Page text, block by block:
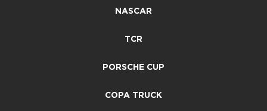
NASCAR
TCR
PORSCHE CUP
COPA TRUCK